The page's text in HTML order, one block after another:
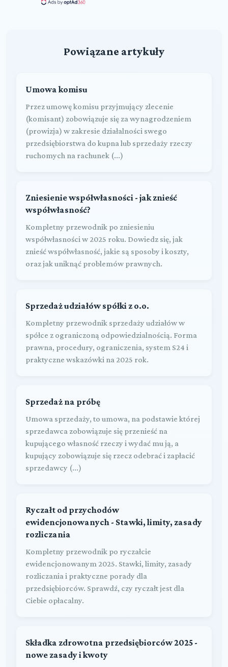
Powiązane artykuły
Umowa komisu
Przez umowę komisu przyjmujący zlecenie
(komisant) zobowiązuje się za wynagrodzeniem
(prowizja) w zakresie działalności swego
przedsiębiorstwa do kupna lub sprzedaży rzeczy
ruchomych na rachunek (...)
Zniesienie współwłasności - jak znieść
współwłasność?
Kompletny przewodnik po zniesieniu
współwłasności w 2025 roku. Dowiedz się, jak
znieść współwłasność, jakie są sposoby i koszty,
oraz jak uniknąć problemów prawnych.
Sprzedaż udziałów spółki z o.o.
Kompletny przewodnik sprzedaży udziałów w
spółce z ograniczoną odpowiedzialnością. Forma
prawna, procedury, ograniczenia, system S24 i
praktyczne wskazówki na 2025 rok.
Sprzedaż na próbę
Umowa sprzedaży, to umowa, na podstawie której
sprzedawca zobowiązuje się przenieść na
kupującego własność rzeczy i wydać mu ją, a
kupujący zobowiązuje się rzecz odebrać i zapłacić
sprzedawcy (...)
Ryczałt od przychodów
ewidencjonowanych - Stawki, limity, zasady
rozliczania
Kompletny przewodnik po ryczałcie
ewidencjonowanym 2025. Stawki, limity, zasady
rozliczania i praktyczne porady dla
przedsiębiorców. Sprawdź, czy ryczałt jest dla
Ciebie opłacalny.
Składka zdrowotna przedsiębiorców 2025 -
nowe zasady i kwoty